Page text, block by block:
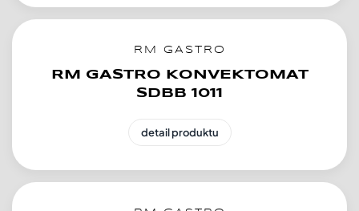
RM GASTRO
RM GASTRO KONVEKTOMAT
SDBB 1011
detail produktu